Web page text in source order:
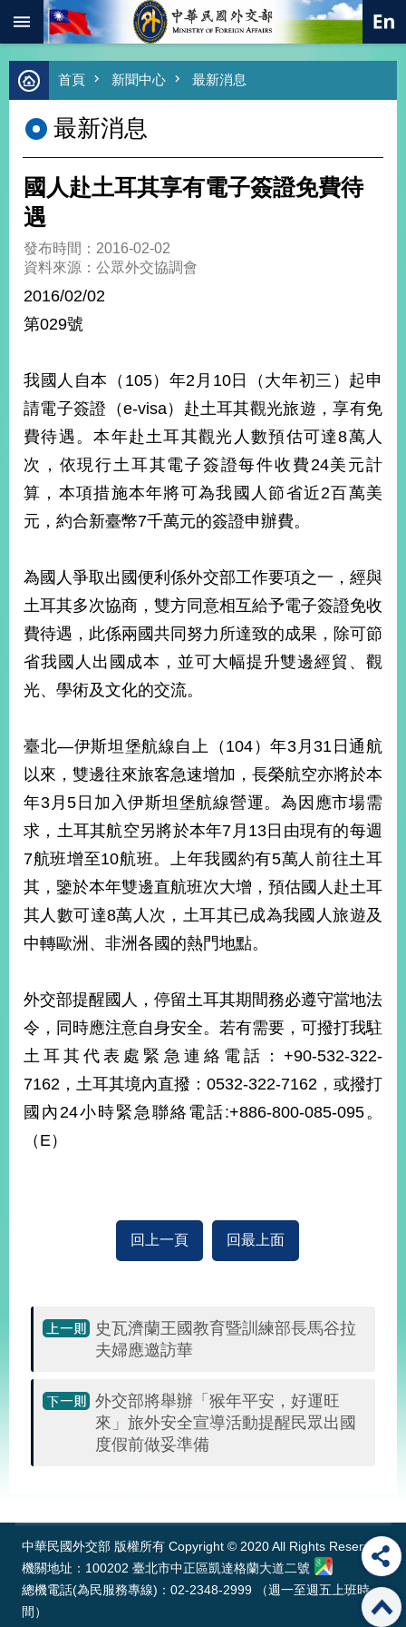
跳到主要內容區塊
進
階
尋
熱
總
合
外
價
外
交
經
濟
不
落
國
和
平
護
照
回
頁
站
導
覽
關
於
本
部
新
聞
中
心
外
資
訊
國
與
地
資
開
務
部
相
關
網
站
首頁 新聞中心 最新消息
最新消息
國人赴土耳其享有電子簽證免費待
遇
發布時間：2016-02-02
資料來源：公眾外交協調會
2016/02/02
第029號
我國人自本（105）年2月10日（大年初三）起申
請電子簽證（e-visa）赴土耳其觀光旅遊，享有免
費待遇。本年赴土耳其觀光人數預估可達8萬人
次，依現行土耳其電子簽證每件收費24美元計
算，本項措施本年將可為我國人節省近2百萬美
元，約合新臺幣7千萬元的簽證申辦費。
為國人爭取出國便利係外交部工作要項之一，經與
土耳其多次協商，雙方同意相互給予電子簽證免收
費待遇，此係兩國共同努力所達致的成果，除可節
省我國人出國成本，並可大幅提升雙邊經貿、觀
光、學術及文化的交流。
臺北—伊斯坦堡航線自上（104）年3月31日通航
以來，雙邊往來旅客急速增加，長榮航空亦將於本
年3月5日加入伊斯坦堡航線營運。為因應市場需
求，土耳其航空另將於本年7月13日由現有的每週
7航班增至10航班。上年我國約有5萬人前往土耳
其，鑒於本年雙邊直航班次大增，預估國人赴土耳
其人數可達8萬人次，土耳其已成為我國人旅遊及
中轉歐洲、非洲各國的熱門地點。
外交部提醒國人，停留土耳其期間務必遵守當地法
令，同時應注意自身安全。若有需要，可撥打我駐
土耳其代表處緊急連絡電話：+90-532-322-
7162，土耳其境內直撥：0532-322-7162，或撥打
國內24小時緊急聯絡電話:+886-800-085-095。
（E）
回上一頁 回最上面
史瓦濟蘭王國教育暨訓練部長馬谷拉
夫婦應邀訪華
外交部將舉辦「猴年平安，好運旺
來」旅外安全宣導活動提醒民眾出國
度假前做妥準備
中華民國外交部 版權所有 Copyright © 2020 All Rights Reserved
機關地址：100202 臺北市中正區凱達格蘭大道二號
總機電話(為民服務專線)：02-2348-2999 （週一至週五上班時
間）